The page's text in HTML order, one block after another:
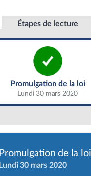
Étapes de lecture
Promulgation de la loi
Lundi 30 mars 2020
Promulgation de la loi
Promulgation de la loi
Lundi 30 mars 2020